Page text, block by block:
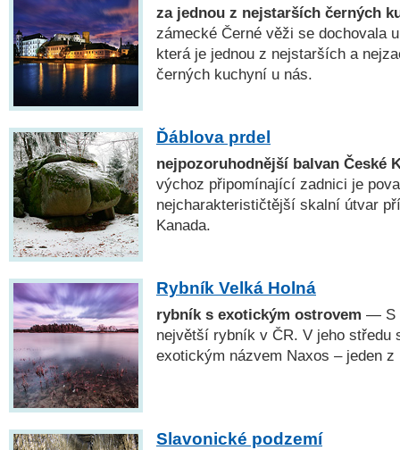
za jednou z nejstarších černých
zámecké Černé věži se dochovala
která je jednou z nejstarších a
černých kuchyní u nás.
Ďáblova prdel
nejpozoruhodnější balvan České
výchoz připomínající zadnici je
nejcharakterističtější skalní útvar
Kanada.
Rybník Velká Holná
rybník s exotickým ostrovem — S
největší rybník v ČR. V jeho středu
exotickým názvem Naxos – jeden
Slavonické podzemí